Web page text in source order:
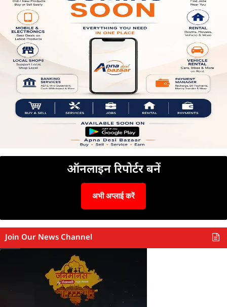
ऑनलाइन रिपोर्टर बनें
अभी अप्लाई करें
Join Our News Channel